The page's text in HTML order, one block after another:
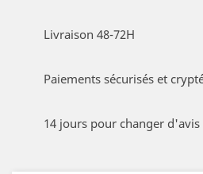
Livraison 48-72H
Paiements sécurisés et
14 jours pour changer d'avis